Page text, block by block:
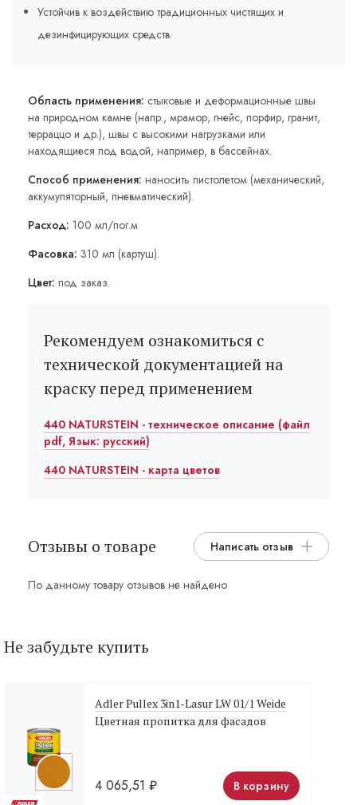
Устойчив к воздействию традиционных чистящих и
дезинфицирующих средств.
Область применения: стыковые и деформационные швы
на природном камне (напр., мрамор, гнейс, порфир, гранит,
терраццо и др.), швы с высокими нагрузками или
находящиеся под водой, например, в бассейнах.
Способ применения: наносить пистолетом (механический,
аккумуляторный, пневматический).
Расход: 100 мл/пог.м
Фасовка: 310 мл (картуш).
Цвет: под заказ.
Рекомендуем ознакомиться с
технической документацией на
краску перед применением
440 NATURSTEIN - техническое описание (файл
pdf, Язык: русский)
440 NATURSTEIN - карта цветов
Отзывы о товаре Написать отзыв
По данному товару отзывов не найдено
Не забудьте купить
Adler Pullex 3in1-Lasur LW 01/1 Weide
Цветная пропитка для фасадов
4 065,51 ₽ В корзину